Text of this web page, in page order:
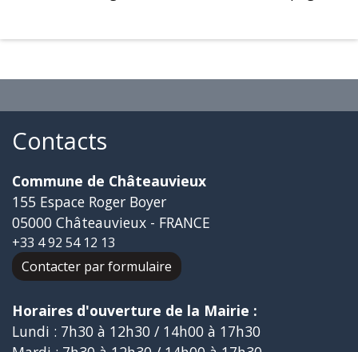
Contacts
Commune de Châteauvieux
155 Espace Roger Boyer
05000 Châteauvieux - FRANCE
+33 4 92 54 12 13
Contacter par formulaire
Horaires d'ouverture de la Mairie :
Lundi : 7h30 à 12h30 / 14h00 à 17h30